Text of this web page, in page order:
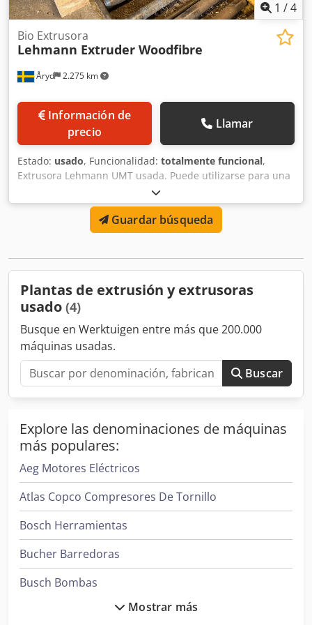
1 /4
Åryd 2.275 km
Bio Extrusora
Lehmann Extruder Woodfibre
Información de
precio
Llamar
Estado: usado, Funcionalidad: totalmente funcional,
Extrusora Lehmann UMT usada. Puede utilizarse para una
gran variedad de aplicaciones: alimentos, biogás,
sustratos, fibra de madera, entre otros. Contacte para más
información. Dcodpfxsyxfg Te Ac Hjk
Guardar búsqueda
Plantas de extrusión y extrusoras
usado (4)
Busque en Werktuigen entre más que 200.000
máquinas usadas.
Buscar
Explore las denominaciones de máquinas
más populares:
Aeg Motores Eléctricos
Atlas Copco Compresores De Tornillo
Bosch Herramientas
Bucher Barredoras
Busch Bombas
Mostrar más